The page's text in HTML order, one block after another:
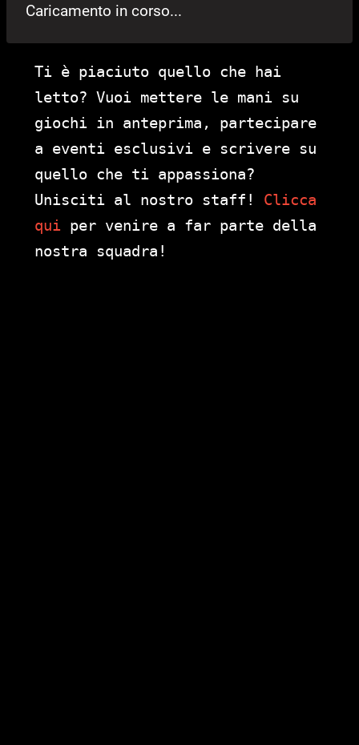
Caricamento in corso...
Ti è piaciuto quello che hai
letto? Vuoi mettere le mani su
giochi in anteprima, partecipare
a eventi esclusivi e scrivere su
quello che ti appassiona?
Unisciti al nostro staff! Clicca
qui per venire a far parte della
nostra squadra!